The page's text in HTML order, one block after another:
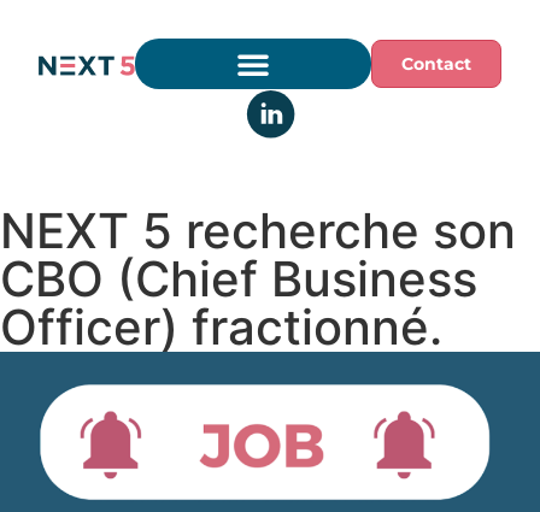
Contact
NEXT 5 recherche son
CBO (Chief Business
Officer) fractionné.